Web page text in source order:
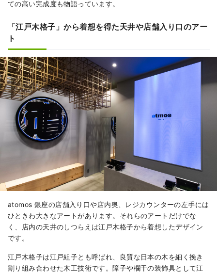
ての高い完成度も物語っています。
「江戸木格子」から着想を得た天井や店舗入り口のアー
ト
atomos 銀座の店舗入り口や店内奥、レジカウンターの左手には
ひときわ大きなアートがあります。それらのアートだけでな
く、店内の天井のしつらえは江戸木格子から着想したデザイン
です。
江戸木格子は江戸組子とも呼ばれ、良質な日本の木を細く挽き
割り組み合わせた木工技術です。障子や欄干の装飾具として江